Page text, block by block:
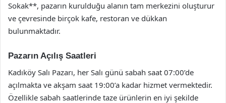
Sokak**, pazarın kurulduğu alanın tam merkezini oluşturur
ve çevresinde birçok kafe, restoran ve dükkan
bulunmaktadır.
Pazarın Açılış Saatleri
Kadıköy Salı Pazarı, her Salı günü sabah saat 07:00’de
açılmakta ve akşam saat 19:00’a kadar hizmet vermektedir.
Özellikle sabah saatlerinde taze ürünlerin en iyi şekilde